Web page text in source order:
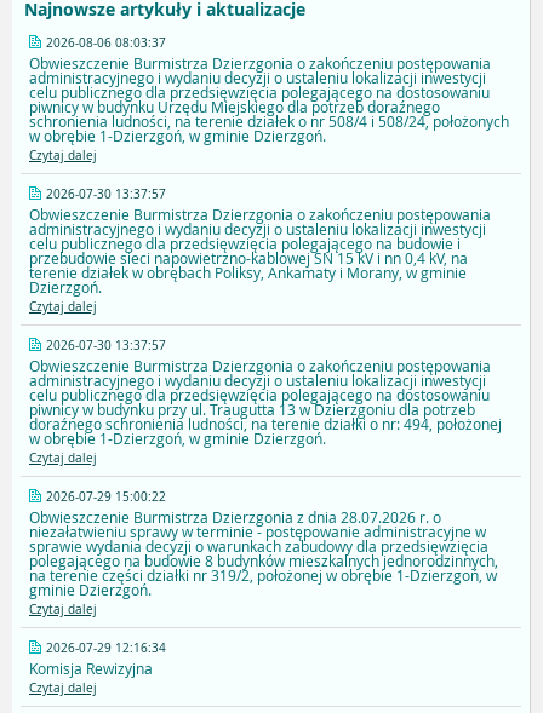
Najnowsze artykuły i aktualizacje
2026-08-06 08:03:37
Obwieszczenie Burmistrza Dzierzgonia o zakończeniu postępowania
administracyjnego i wydaniu decyzji o ustaleniu lokalizacji inwestycji
celu publicznego dla przedsięwzięcia polegającego na dostosowaniu
piwnicy w budynku Urzędu Miejskiego dla potrzeb doraźnego
schronienia ludności, na terenie działek o nr 508/4 i 508/24, położonych
w obrębie 1-Dzierzgoń, w gminie Dzierzgoń.
Czytaj dalej
2026-07-30 13:37:57
Obwieszczenie Burmistrza Dzierzgonia o zakończeniu postępowania
administracyjnego i wydaniu decyzji o ustaleniu lokalizacji inwestycji
celu publicznego dla przedsięwzięcia polegającego na budowie i
przebudowie sieci napowietrzno-kablowej SN 15 kV i nn 0,4 kV, na
terenie działek w obrębach Poliksy, Ankamaty i Morany, w gminie
Dzierzgoń.
Czytaj dalej
2026-07-30 13:37:57
Obwieszczenie Burmistrza Dzierzgonia o zakończeniu postępowania
administracyjnego i wydaniu decyzji o ustaleniu lokalizacji inwestycji
celu publicznego dla przedsięwzięcia polegającego na dostosowaniu
piwnicy w budynku przy ul. Traugutta 13 w Dzierzgoniu dla potrzeb
doraźnego schronienia ludności, na terenie działki o nr: 494, położonej
w obrębie 1-Dzierzgoń, w gminie Dzierzgoń.
Czytaj dalej
2026-07-29 15:00:22
Obwieszczenie Burmistrza Dzierzgonia z dnia 28.07.2026 r. o
niezałatwieniu sprawy w terminie - postępowanie administracyjne w
sprawie wydania decyzji o warunkach zabudowy dla przedsięwzięcia
polegającego na budowie 8 budynków mieszkalnych jednorodzinnych,
na terenie części działki nr 319/2, położonej w obrębie 1-Dzierzgoń, w
gminie Dzierzgoń.
Czytaj dalej
2026-07-29 12:16:34
Komisja Rewizyjna
Czytaj dalej